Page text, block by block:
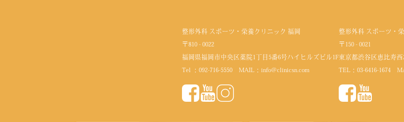
整形外科 スポーツ・栄養クリニック 福岡
〒810 - 0022
福岡県福岡市中央区薬院1丁目5番6号ハイヒルズビル1F
Tel ： 092-716-5550MAIL： info@clinicsn.com
整形外科 スポーツ・
〒150 - 0021
東京都渋谷区恵比寿西
TEL： 03-6416-1674